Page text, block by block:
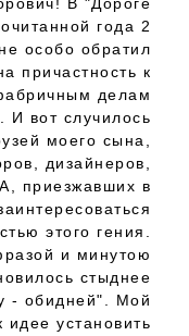
года 2
особо обратил
причастность к
делам
И вот случилось
моего сына,
дизайнеров,
приезжавших в
этого гения.
и минутою
стыднее
- обидней". Мой
идее установить